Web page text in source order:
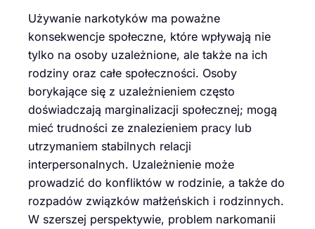
Używanie narkotyków ma poważne
konsekwencje społeczne, które wpływają nie
tylko na osoby uzależnione, ale także na ich
rodziny oraz całe społeczności. Osoby
borykające się z uzależnieniem często
doświadczają marginalizacji społecznej; mogą
mieć trudności ze znalezieniem pracy lub
utrzymaniem stabilnych relacji
interpersonalnych. Uzależnienie może
prowadzić do konfliktów w rodzinie, a także do
rozpadów związków małżeńskich i rodzinnych.
W szerszej perspektywie, problem narkomanii